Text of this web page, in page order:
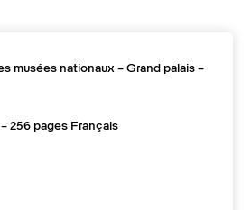
musées nationaux – Grand palais –
– 256 pages Français